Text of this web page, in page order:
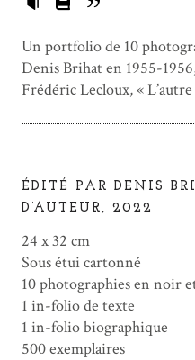
Un portfolio de 10
Denis Brihat en 1955-
Frédéric Lecloux, «
ÉDITÉ PAR DENIS
D’AUTEUR, 2022
24 x 32 cm
Sous étui cartonné
10 photographies en noir
1 in-folio de texte
1 in-folio biographique
500 exemplaires